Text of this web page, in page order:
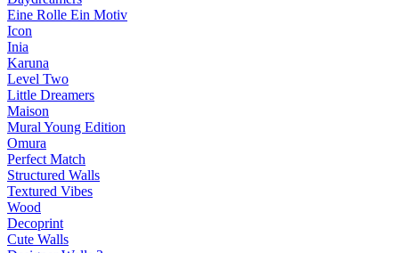
Eine Rolle Ein Motiv
Icon
Inia
Karuna
Level Two
Little Dreamers
Maison
Mural Young Edition
Omura
Perfect Match
Structured Walls
Textured Vibes
Wood
Decoprint
Cute Walls